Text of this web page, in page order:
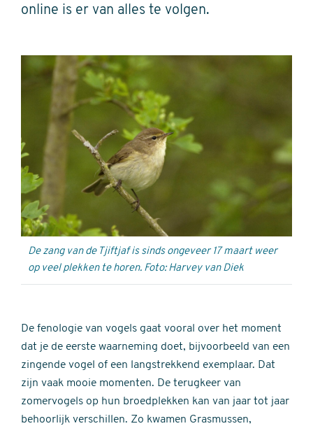
online is er van alles te volgen.
De zang van de Tjiftjaf is sinds ongeveer 17 maart weer
op veel plekken te horen. Foto: Harvey van Diek
De fenologie van vogels gaat vooral over het moment
dat je de eerste waarneming doet, bijvoorbeeld van een
zingende vogel of een langstrekkend exemplaar. Dat
zijn vaak mooie momenten. De terugkeer van
zomervogels op hun broedplekken kan van jaar tot jaar
behoorlijk verschillen. Zo kwamen Grasmussen,